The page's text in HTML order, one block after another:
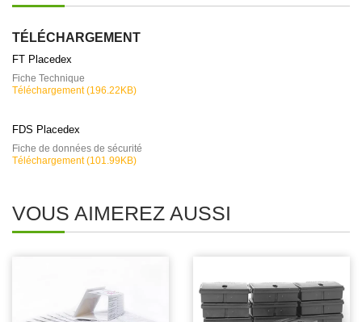
TÉLÉCHARGEMENT
FT Placedex
Fiche Technique
Téléchargement (196.22KB)
FDS Placedex
Fiche de données de sécurité
Téléchargement (101.99KB)
VOUS AIMEREZ AUSSI